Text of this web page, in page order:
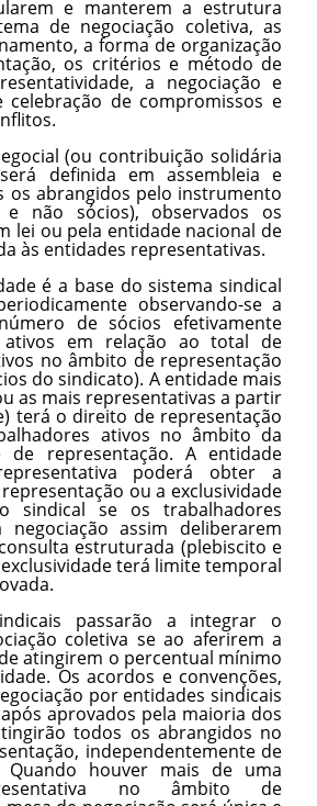
e manterem a estrutura
de negociação coletiva, as
a forma de organização
os critérios e método de
a negociação e
celebração de compromissos e
(ou contribuição solidária
definida em assembleia e
os abrangidos pelo instrumento
e não sócios), observados os
lei ou pela entidade nacional de
às entidades representativas.
é a base do sistema sindical
observando-se a
de sócios efetivamente
ativos em relação ao total de
no âmbito de representação
do sindicato). A entidade mais
as mais representativas a partir
terá o direito de representação
ativos no âmbito da
de representação. A entidade
poderá obter a
ou a exclusividade
sindical se os trabalhadores
negociação assim deliberarem
estruturada (plebiscito e
terá limite temporal
passarão a integrar o
coletiva se ao aferirem a
atingirem o percentual mínimo
Os acordos e convenções,
por entidades sindicais
aprovados pela maioria dos
todos os abrangidos no
independentemente de
Quando houver mais de uma
no âmbito de